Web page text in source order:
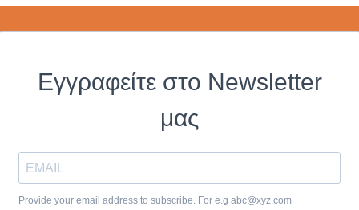
Εγγραφείτε στο Newsletter
μας
Provide your email address to subscribe. For e.g abc@xyz.com